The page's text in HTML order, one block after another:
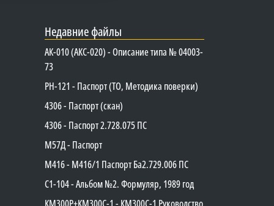
Недавние файлы
АК-010 (АКС-020) - Описание типа № 04003-
73
PH-121 - Паспорт (ТО, Методика поверки)
4306 - Паспорт (скан)
4306 - Паспорт 2.728.075 ПС
М57Д - Паспорт
М416 - М416/1 Паспорт Ба2.729.006 ПС
C1-104 - Альбом №2. Формуляр, 1989 год
КМ300Р+КМ300С-1 - КМ300C-1 Руководство